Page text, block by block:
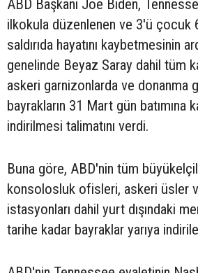
ABD Başkanı Joe Biden,
ilkokula düzenlenen ve 3'ü çocuk
saldırıda hayatını kaybetmesinin
genelinde Beyaz Saray dahil tüm
askeri garnizonlarda ve donanma
bayrakların 31 Mart gün batımına
indirilmesi talimatını verdi.
Buna göre, ABD'nin tüm
konsolosluk ofisleri, askeri üsler
istasyonları dahil yurt dışındaki
tarihe kadar bayraklar yarıya